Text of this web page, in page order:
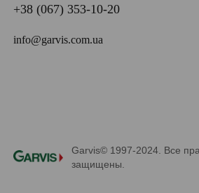
+38 (067) 353-10-20
info@garvis.com.ua
Garvis© 1997-2024. Все
защищены.